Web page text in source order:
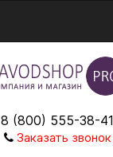
8 (800) 555-38-41
Заказать звонок